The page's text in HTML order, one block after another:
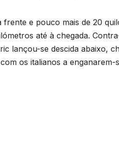
frente e pouco mais de 20
até à chegada.
lançou-se descida abaixo,
os italianos a